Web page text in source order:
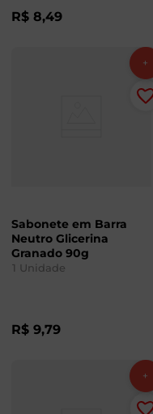
R$ 8,49
Sabonete em Barra
Neutro Glicerina
Granado 90g
1 Unidade
R$ 9,79